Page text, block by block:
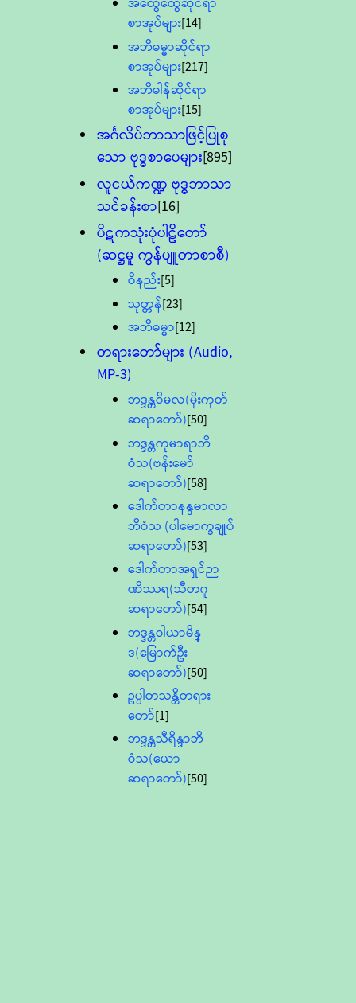
စာအုပ်များ[14]
အဘိဓမ္မာဆိုင်ရာ
စာအုပ်များ[217]
အဘိဓါန်ဆိုင်ရာ
စာအုပ်များ[15]
အင်္ဂလိပ်ဘာသာဖြင့်ပြုစု
သော ဗုဒ္ဓစာပေများ[895]
လူငယ်ကဏ္ဍ ဗုဒ္ဓဘာသာ
သင်ခန်းစာ[16]
ပိဋကသုံးပုံပါဠိတော်
(ဆဋ္ဌမူ ကွန်ပျူတာစာစီ)
ဝိနည်း[5]
သုတ္တန်[23]
အဘိဓမ္မာ[12]
တရားတော်များ (Audio,
MP-3)
ဘဒ္ဒန္တဝိမလ(မိုးကုတ်
ဆရာတော်)[50]
ဘဒ္ဒန္တကုမာရာဘိ
ဝံသ(ဗန်းမော်
ဆရာတော်)[58]
ဒေါက်တာနန္ဒမာလာ
ဘိဝံသ (ပါမောက္ခချုပ်
ဆရာတော်)[53]
ဒေါက်တာအရှင်ဉာ
ဏိဿရ(သီတဂူ
ဆရာတော်)[54]
ဘဒ္ဒန္တဝါယာမိန္
ဒ(မြောက်ဦး
ဆရာတော်)[50]
ဥပ္ပါတသန္တိတရား
တော်[1]
ဘဒ္ဒန္တသီရိန္ဒာဘိ
ဝံသ(ယော
ဆရာတော်)[50]